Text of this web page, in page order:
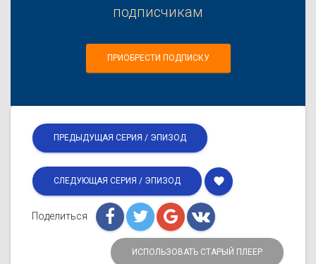
подписчикам
ПРИОБРЕСТИ ПОДПИСКУ
ПРЕДЫДУЩАЯ СЕРИЯ / ЭПИЗОД
СЛЕДУЮЩАЯ СЕРИЯ / ЭПИЗОД favorite
Поделиться
ИСПОЛЬЗОВАТЬ СТАРЫЙ ПЛЕЕР